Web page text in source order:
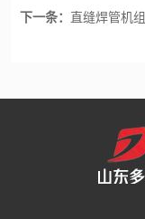
下一条： 直缝焊管机组